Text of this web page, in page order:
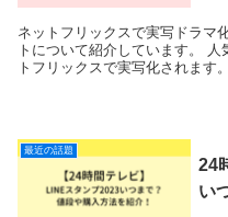
ネットフリックスで実写ドラマ
トについて紹介しています。 人気漫画「御手洗家、炎上する」がネッ
トフリックスで実写化されます。 Netflixシリーズ『御手洗家、炎上す
最近の話題
24
い